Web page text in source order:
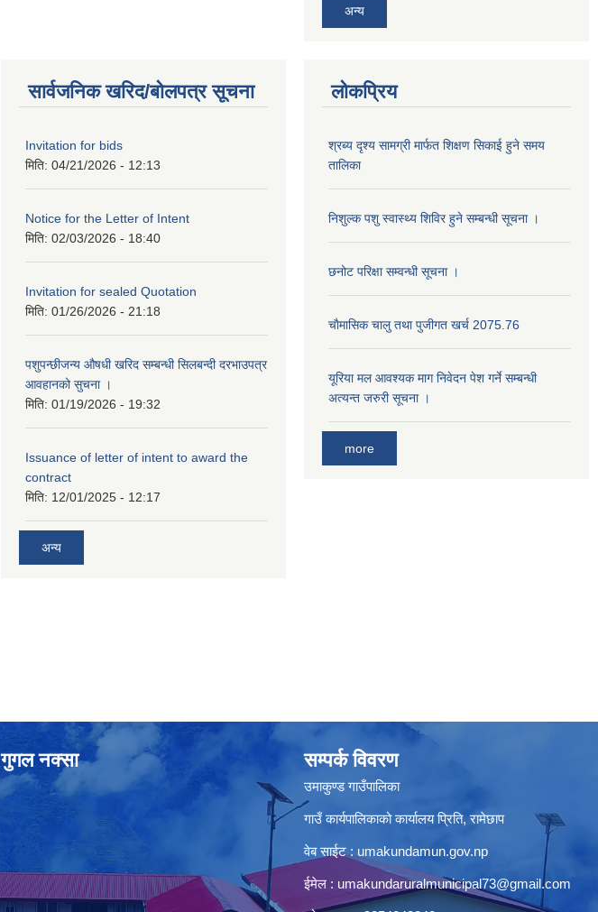
अन्य
सार्वजनिक खरिद/बोलपत्र सूचना
Invitation for bids
मिति: 04/21/2026 - 12:13
Notice for the Letter of Intent
मिति: 02/03/2026 - 18:40
Invitation for sealed Quotation
मिति: 01/26/2026 - 21:18
पशुपन्छीजन्य औषधी खरिद सम्बन्धी सिलबन्दी दरभाउपत्र
आवहानको सुचना ।
मिति: 01/19/2026 - 19:32
Issuance of letter of intent to award the
contract
मिति: 12/01/2025 - 12:17
अन्य
लोकप्रिय
श्रब्य दृश्य सामग्री मार्फत शिक्षण सिकाई हुने समय
तालिका
निशुल्क पशु स्वास्थ्य शिविर हुने सम्बन्धी सूचना ।
छनोट परिक्षा सम्वन्धी सूचना ।
चाैमासिक चालु तथा पुजीगत खर्च 2075.76
यूरिया मल आवश्यक माग निवेदन पेश गर्ने सम्बन्धी
अत्यन्त जरुरी सूचना ।
more
गुगल नक्सा सम्पर्क विवरण
उमाकुण्ड गाउँपालिका
गाउँ कार्यपालिकाको कार्यालय प्रिति, रामेछाप
वेब साईट : umakundamun.gov.np
ईमेल : umakundaruralmunicipal73@gmail.com